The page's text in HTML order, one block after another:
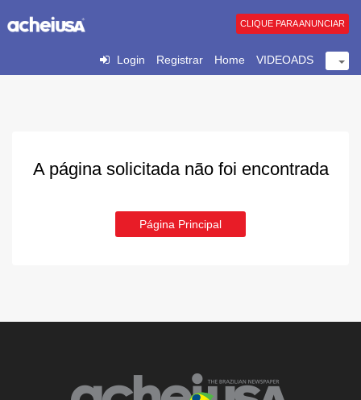
Login Registrar Home VIDEOADS
CLIQUE PARA ANUNCIAR
A página solicitada não foi encontrada
Página Principal